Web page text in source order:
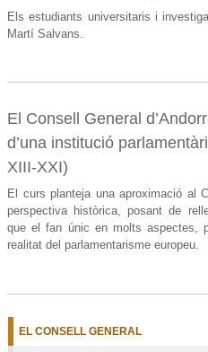
Els estudiants universitaris i
Martí Salvans.
bibliogràfic
El Consell General
d’una institució
XIII-XXI)
El curs planteja una aproximació al
perspectiva històrica, posant de
que el fan únic en molts aspectes,
realitat del parlamentarisme europeu.
EL CONSELL GENERAL